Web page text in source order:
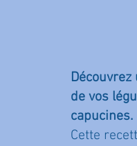
de vos
capucines.
Cette